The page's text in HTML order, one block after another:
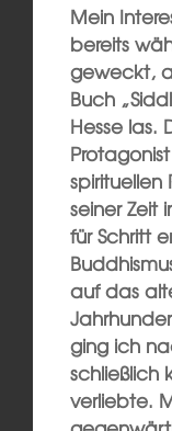
Mein
bereits
geweckt,
Buch
Hesse las.
spirituellen
seiner Zeit
für Schritt
auf das
ging ich
schließlich
verliebte.